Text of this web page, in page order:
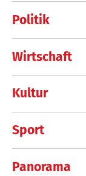
Politik
Wirtschaft
Kultur
Sport
Panorama